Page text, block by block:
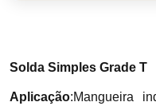
Solda Simples Grade T
Aplicação:Mangueira